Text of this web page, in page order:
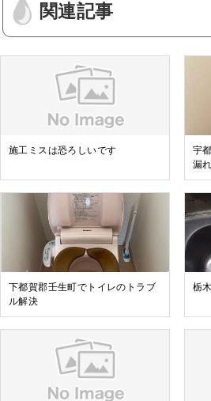
関連記事
施工ミスは恐ろしいです
宇
漏
下都賀郡壬生町でトイレのトラブ
ル解決
栃